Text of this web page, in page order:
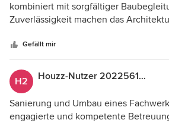
kombiniert mit sorgfältiger
Zuverlässigkeit machen das
unserem Fall handelte es sich um 2
(Praxis-/Ladenbauplanung und
eines Carports unter Berücksichtigung
Denkmalschutzauflagen). Beide
zu unserer größten Zufriedenheit
Wir würden Stövesand Architektur
Gefällt mir
H2 Houzz-Nutzer 202256142
Sanierung und Umbau eines
engagierte und kompetente